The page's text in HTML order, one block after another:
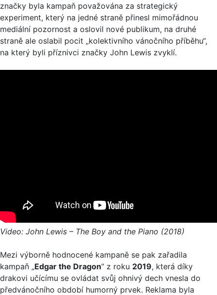
značky byla kampaň považována za strategický
experiment, který na jedné straně přinesl mimořádnou
mediální pozornost a oslovil nové publikum, na druhé
straně ale oslabil pocit „kolektivního vánočního příběhu“,
na který byli příznivci značky John Lewis zvyklí.
Video: John Lewis – The Boy and the Piano (2018)
Mezi výborně hodnocené kampaně se pak zařadila
kampaň „Edgar the Dragon“ z roku 2019, která díky
drakovi učícímu se ovládat svůj ohnivý dech vnesla do
předvánočního období humorný prvek. Reklama byla